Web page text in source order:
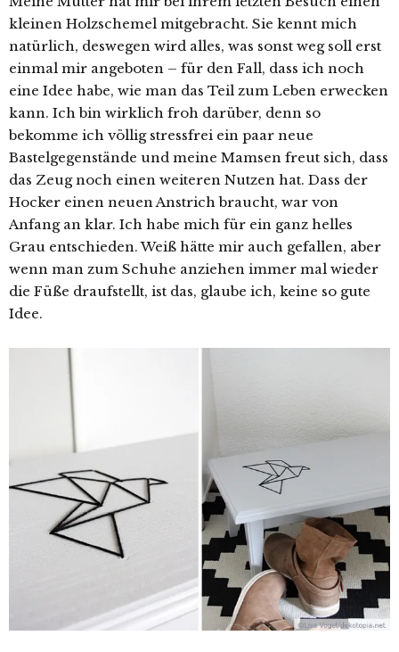
kleinen Holzschemel mitgebracht. Sie kennt mich
natürlich, deswegen wird alles, was sonst weg soll erst
einmal mir angeboten – für den Fall, dass ich noch
eine Idee habe, wie man das Teil zum Leben erwecken
kann. Ich bin wirklich froh darüber, denn so
bekomme ich völlig stressfrei ein paar neue
Bastelgegenstände und meine Mamsen freut sich, dass
das Zeug noch einen weiteren Nutzen hat. Dass der
Hocker einen neuen Anstrich braucht, war von
Anfang an klar. Ich habe mich für ein ganz helles
Grau entschieden. Weiß hätte mir auch gefallen, aber
wenn man zum Schuhe anziehen immer mal wieder
die Füße draufstellt, ist das, glaube ich, keine so gute
Idee.